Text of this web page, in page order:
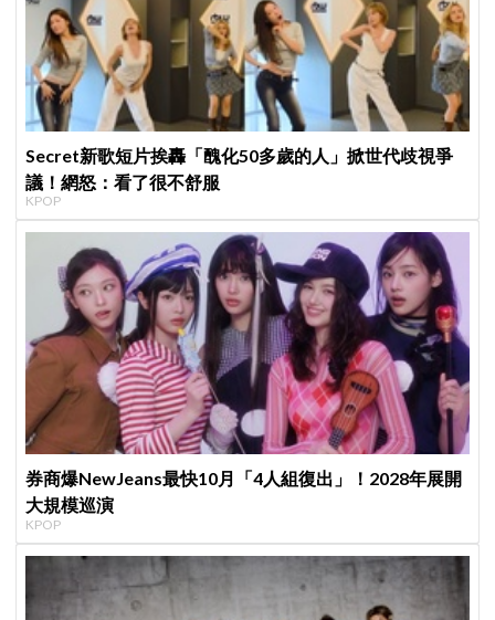
Secret新歌短片挨轟「醜化50多歲的人」掀世代歧視爭
議！網怒：看了很不舒服
KPOP
券商爆NewJeans最快10月「4人組復出」！2028年展開
大規模巡演
KPOP